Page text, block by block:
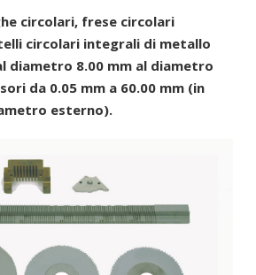
circolari, frese circolari
circolari integrali di metallo
diametro 8.00 mm al diametro
da 0.05 mm a 60.00 mm (in
esterno).